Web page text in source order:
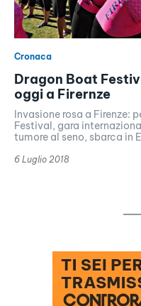
Cronaca
Dragon Boat
oggi a Firernze
Invasione rosa a Firenze:
Festival, gara
tumore al seno, sbarca in
6 Luglio 2018